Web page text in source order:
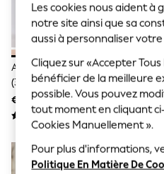
Shirts
Shorts
Sunglasses
T-Shirts
Vests
Boys Holiday Shop
All Swimwear
Ponchos & Toweling
Sun Hats & Caps
Polo Shirts
Rash Vests
Sandals & Sliders
Shirts
Arc-En-Ciel - Polaire Zippée
(3mois À7ans)
€ 19 - € 21
Les cookies nous aident à
notre site ainsi que sa
aussi à personnaliser
Cliquez sur «Accepter
bénéficier de la meilleure
possible. Vous pouvez
tout moment en cliquant
Cookies Manuellement ».
Pour plus d'informations,
Politique En Matière De